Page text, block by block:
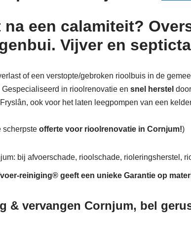
na een calamiteit?
Vijver en
of een verstopte/gebroken rioolbuis in de
in rioolrenovatie en snel herstel
ook voor het laten leegpompen van een
scherpste offerte voor rioolrenovatie in Cornjum!)
bij afvoerschade, rioolschade, rioleringsherstel,
reiniging® geeft een unieke Garantie op
& vervangen Cornjum, bel